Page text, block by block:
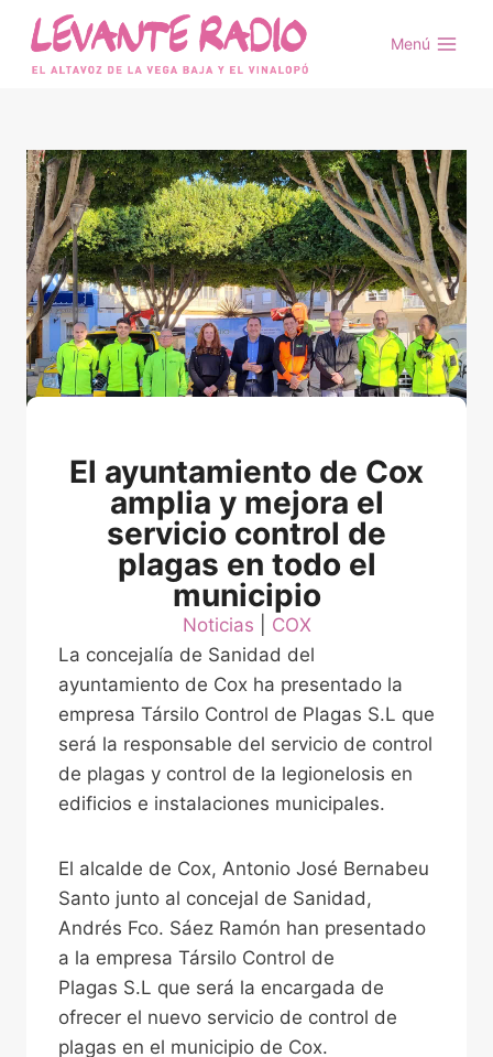
Saltar
contenido
Menú
El ayuntamiento de Cox
amplia y mejora el
servicio control de
plagas en todo el
municipio
Noticias
COX
La concejalía de Sanidad del
ayuntamiento de Cox ha presentado la
empresa Társilo Control de Plagas S.L que
será la responsable del servicio de control
de plagas y control de la legionelosis en
edificios e instalaciones municipales.
El alcalde de Cox, Antonio José Bernabeu
Santo junto al concejal de Sanidad,
Andrés Fco. Sáez Ramón han presentado
a la empresa Társilo Control de
Plagas S.L que será la encargada de
ofrecer el nuevo servicio de control de
plagas en el municipio de Cox.